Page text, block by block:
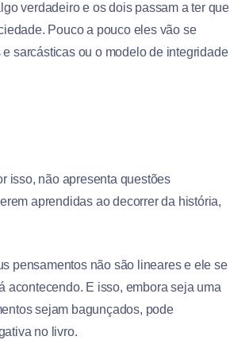
verdadeiro e os dois passam a ter que
Pouco a pouco eles vão se
sarcásticas ou o modelo de integridade
isso, não apresenta questões
aprendidas ao decorrer da história,
pensamentos não são lineares e ele se
acontecendo. E isso, embora seja uma
sejam bagunçados, pode
no livro.